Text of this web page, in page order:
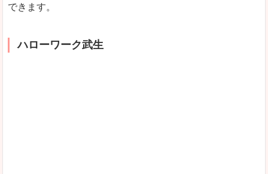
できます。
ハローワーク武生